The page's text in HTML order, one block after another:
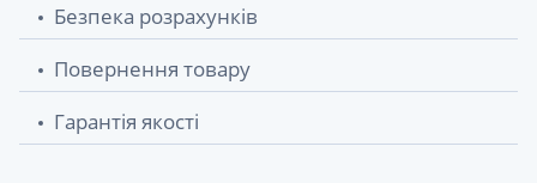
Безпека розрахунків
Повернення товару
Гарантія якості